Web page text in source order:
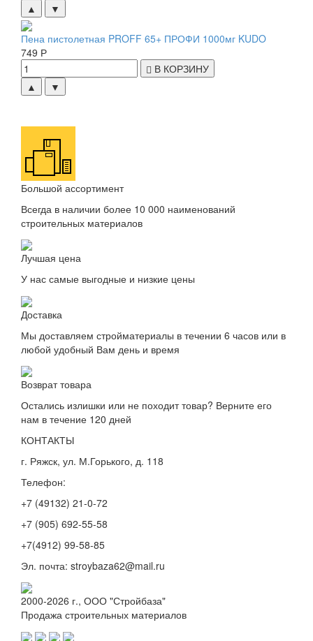
▲
▼
Пена пистолетная PROFF 65+ ПРОФИ 1000мг KUDO
749 Р
В КОРЗИНУ
▲
▼
Большой ассортимент
Всегда в наличии более 10 000 наименований
строительных материалов
Лучшая цена
У нас самые выгодные и низкие цены
Доставка
Мы доставляем стройматериалы в течении 6 часов или в
любой удобный Вам день и время
Возврат товара
Остались излишки или не походит товар? Верните его
нам в течение 120 дней
КОНТАКТЫ
г. Ряжск, ул. М.Горького, д. 118
Телефон:
+7 (49132) 21-0-72
+7 (905) 692-55-58
+7(4912) 99-58-85
Эл. почта: stroybaza62@mail.ru
2000-2026 г., ООО "Стройбаза"
Продажа строительных материалов